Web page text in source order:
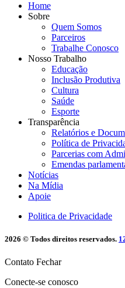
Home
Sobre
Quem Somos
Parceiros
Trabalhe Conosco
Nosso Trabalho
Educação
Inclusão Produtiva
Cultura
Saúde
Esporte
Transparência
Relatórios e
Política de
Parcerias com
Emendas
Notícias
Na Mídia
Apoie
Politica de Privacidade
2026 © Todos direitos reservados.
Contato Fechar
Conecte-se conosco